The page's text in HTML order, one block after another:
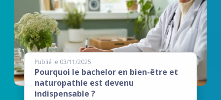
Publié le 03/11/2025
Pourquoi le bachelor en bien-être et
naturopathie est devenu
indispensable ?